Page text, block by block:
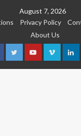
August 7, 2026
Privacy Policy
About Us
TwitterYoutubeVimeo